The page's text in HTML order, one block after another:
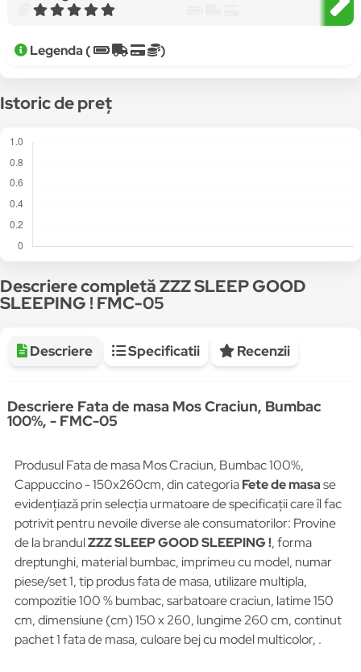
Legenda ( )
Istoric de preț
Descriere completă ZZZ SLEEP GOOD
SLEEPING ! FMC-05
Descriere Specificatii Recenzii
Descriere Fata de masa Mos Craciun, Bumbac
100%, - FMC-05
Produsul Fata de masa Mos Craciun, Bumbac 100%,
Cappuccino - 150x260cm, din categoriaFete de masase
evidențiază prin selecția urmatoare de specificații care îl fac
potrivit pentru nevoile diverse ale consumatorilor: Provine
de la brandulZZZ SLEEP GOOD SLEEPING !, forma
dreptunghi, material bumbac, imprimeu cu model, numar
piese/set 1, tip produs fata de masa, utilizare multipla,
compozitie 100 % bumbac, sarbatoare craciun, latime 150
cm, dimensiune (cm) 150 x 260, lungime 260 cm, continut
pachet 1 fata de masa, culoare bej cu model multicolor, .